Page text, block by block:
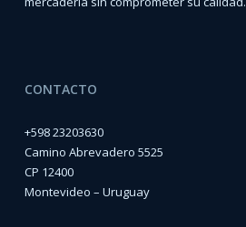
CONTACTO
+598 23203630
Camino Abrevadero 5525
CP 12400
Montevideo – Uruguay